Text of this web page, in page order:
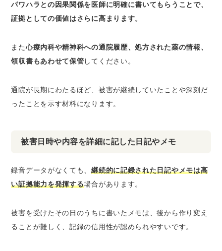
パワハラとの因果関係を医師に明確に書いてもらうことで、
証拠としての価値はさらに高まります。
また心療内科や精神科への通院履歴、処方された薬の情報、
領収書もあわせて保管してください。
通院が長期にわたるほど、被害が継続していたことや深刻だ
ったことを示す材料になります。
被害日時や内容を詳細に記した日記やメモ
録音データがなくても、継続的に記録された日記やメモは高
い証拠能力を発揮する場合があります。
被害を受けたその日のうちに書いたメモは、後から作り変え
ることが難しく、記録の信用性が認められやすいです。